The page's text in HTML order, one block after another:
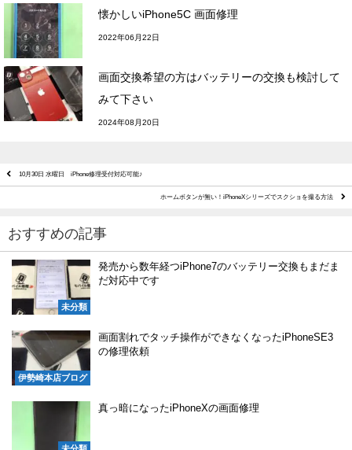
懐かしいiPhone5C 画面修理
2022年06月22日
画面交換希望の方はバッテリーの交換も検討して
みて下さい
2024年08月20日
10月30日 水曜日 iPhone修理受付対応可能♪
ホームボタンが無い！iPhoneXシリーズでスクショを撮る方法
おすすめの記事
未分類
発売から数年経つiPhone7のバッテリー交換もまだま
だ対応中です
伊勢崎本店ブログ
画面割れでタッチ操作ができなくなったiPhoneSE3
の修理依頼
真っ暗になったiPhoneXの画面修理